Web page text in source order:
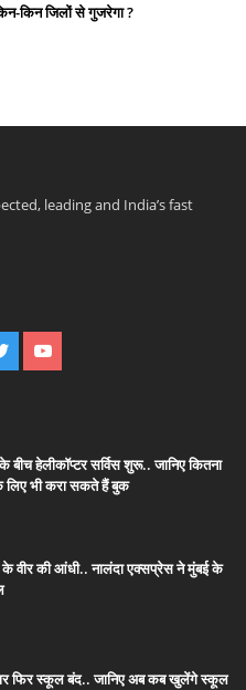
किन जिलों से गुजरेगा ?
leading and India’s fast
बीच हेलीकॉप्टर सर्विस शुरू.. जानिए कितना
के लिए भी करा सकते हैं बुक
के वीर की आंधी.. नालंदा एक्सप्रेस ने मुंबई के
फिर स्कूल बंद.. जानिए अब कब खुलेंगे स्कूल